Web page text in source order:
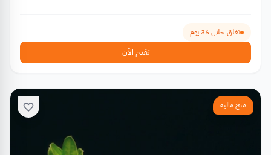
تغلق خلال 36 يوم
تقدم الآن
منح مالية